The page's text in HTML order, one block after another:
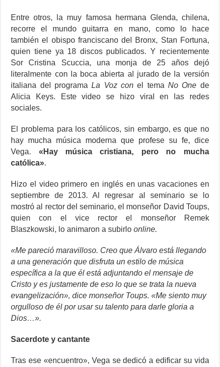
Entre otros, la muy famosa hermana Glenda, chilena,
recorre el mundo guitarra en mano, como lo hace
también el obispo franciscano del Bronx, Stan Fortuna,
quien tiene ya 18 discos publicados. Y recientemente
Sor Cristina Scuccia, una monja de 25 años dejó
literalmente con la boca abierta al jurado de la versión
italiana del programaLa Voz con el temaNo One de
Alicia Keys. Este video se hizo viral en las redes
sociales.
El problema para los católicos, sin embargo, es que no
hay mucha música moderna que profese su fe, dice
Vega. «Hay música cristiana, pero no mucha
católica».
Hizo el video primero en inglés en unas vacaciones en
septiembre de 2013. Al regresar al seminario se lo
mostró al rector del seminario, el monseñor David Toups,
quien con el vice rector el monseñor Remek
Blaszkowski, lo animaron a subirloonline.
«Me pareció maravilloso. Creo que Álvaro está llegando
a una generación que disfruta un estilo de música
específica a la que él está adjuntando el mensaje de
Cristo y es justamente de eso lo que se trata la nueva
evangelización», dice monseñor Toups. «Me siento muy
orgulloso de él por usar su talento para darle gloria a
Dios…».
Sacerdote y cantante
Tras ese «encuentro», Vega se dedicó a edificar su vida